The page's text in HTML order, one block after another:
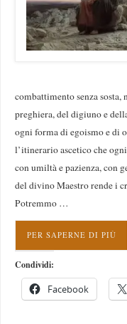
combattimento senza
preghiera, del digiuno e
ogni forma di egoismo e di
l’itinerario ascetico che
con umiltà e pazienza, con
del divino Maestro rende i
Potremmo …
PER SAPERNE DI PIÙ
Condividi:
Facebook